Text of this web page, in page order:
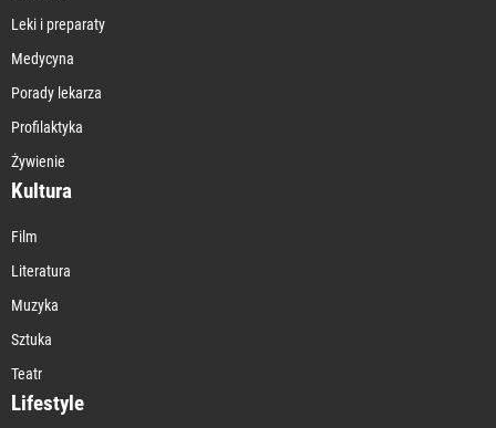
Leki i preparaty
Medycyna
Porady lekarza
Profilaktyka
Żywienie
Kultura
Film
Literatura
Muzyka
Sztuka
Teatr
Lifestyle